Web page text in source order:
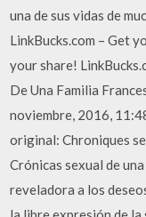
una de sus vidas de
LinkBucks.com – Get
your share!
De Una Familia
noviembre, 2016,
original: Chroniques
Crónicas sexual de
reveladora a los